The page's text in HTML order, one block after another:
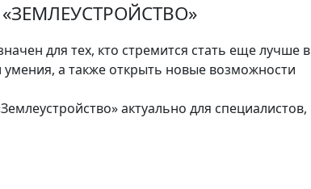
для тех, кто стремится стать еще лучше в
а также открыть новые возможности
актуально для специалистов,